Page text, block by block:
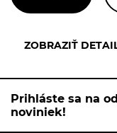
Prihláste sa na
noviniek!